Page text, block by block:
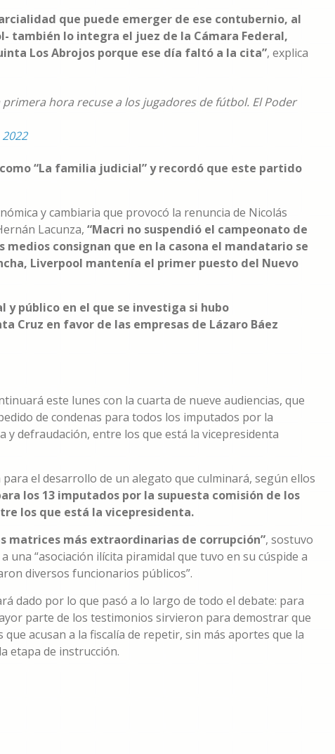
que puede emerger de ese contubernio, al
también lo integra el juez de la Cámara Federal,
Los Abrojos porque ese día faltó a la cita”, explica
hora recuse a los jugadores de fútbol. El Poder
“La familia judicial” y recordó que este partido
y cambiaria que provocó la renuncia de Nicolás
Lacunza, “Macri no suspendió el campeonato de
consignan que en la casona el mandatario se
Liverpool mantenía el primer puesto del Nuevo
y público en el que se investiga si hubo
Cruz en favor de las empresas de Lázaro Báez
este lunes con la cuarta de nueve audiencias, que
de condenas para todos los imputados por la
y defraudación, entre los que está la vicepresidenta
el desarrollo de un alegato que culminará, según ellos
los 13 imputados por la supuesta comisión de los
los que está la vicepresidenta.
matrices más extraordinarias de corrupción”, sostuvo
una “asociación ilícita piramidal que tuvo en su cúspide a
diversos funcionarios públicos”.
dado por lo que pasó a lo largo de todo el debate: para
parte de los testimonios sirvieron para demostrar que
acusan a la fiscalía de repetir, sin más aportes que la
etapa de instrucción.